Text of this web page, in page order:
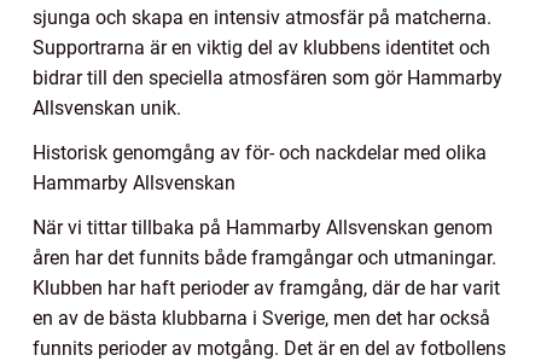
sjunga och skapa en intensiv atmosfär på matcherna.
Supportrarna är en viktig del av klubbens identitet och
bidrar till den speciella atmosfären som gör Hammarby
Allsvenskan unik.
Historisk genomgång av för- och nackdelar med olika
Hammarby Allsvenskan
När vi tittar tillbaka på Hammarby Allsvenskan genom
åren har det funnits både framgångar och utmaningar.
Klubben har haft perioder av framgång, där de har varit
en av de bästa klubbarna i Sverige, men det har också
funnits perioder av motgång. Det är en del av fotbollens